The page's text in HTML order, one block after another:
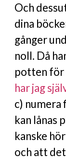
Och
dina
gånger
noll. Då
potten för
har jag
c) numera
kan lånas
kanske
och att